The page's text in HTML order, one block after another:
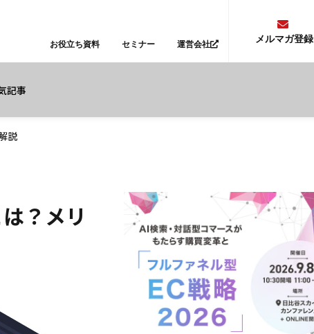
お役立ち資料 セミナー 運営会社 メルマガ登録
記事
説
？メリ